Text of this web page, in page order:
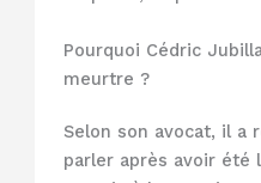
Pourquoi Cédric
meurtre ?
Selon son avocat, il a
parler après avoir été